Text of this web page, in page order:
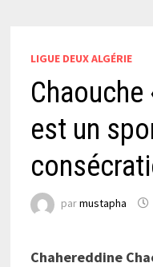
LIGUE DEUX ALGÉRIE
Chaouche
est un
parmustapha
Chahereddine